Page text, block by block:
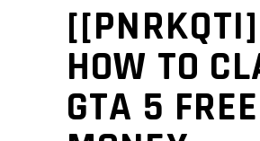
HOW TO
GTA 5 FREE